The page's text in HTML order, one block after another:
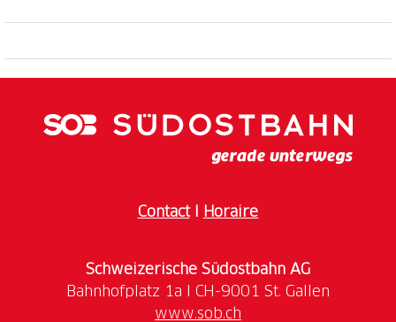
ContactI Horaire
Schweizerische Südostbahn AG
www.sob.ch